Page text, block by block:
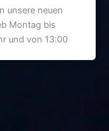
unsere neuen
Montag bis
und von 13:00